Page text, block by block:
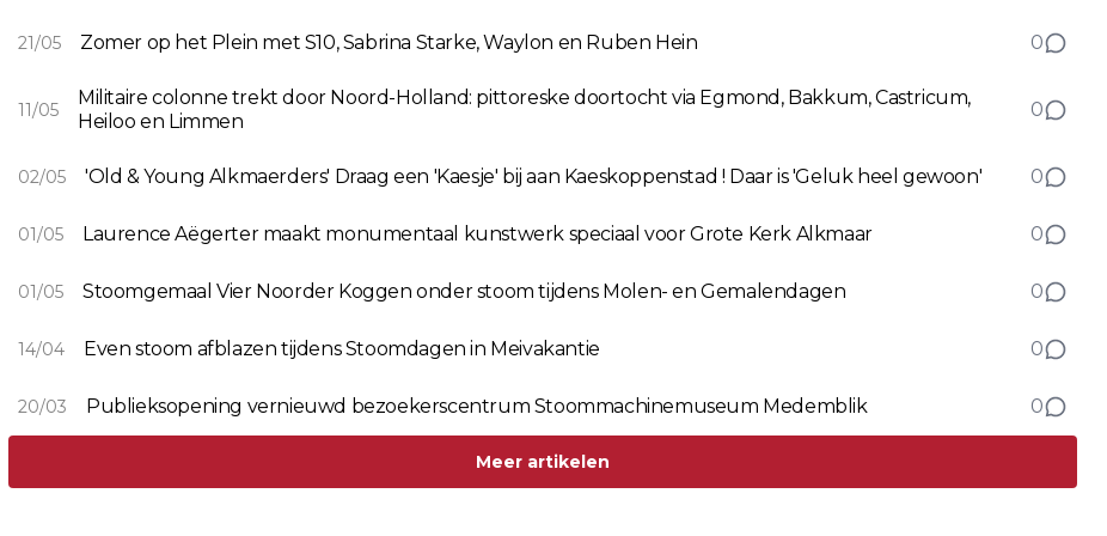
21/05 Zomer op het Plein met S10, Sabrina Starke, Waylon en Ruben Hein 0
11/05
Militaire colonne trekt door Noord-Holland: pittoreske doortocht via Egmond, Bakkum, Castricum,
Heiloo en Limmen
0
02/05 'Old & Young Alkmaerders' Draag een 'Kaesje' bij aan Kaeskoppenstad ! Daar is 'Geluk heel gewoon' 0
01/05 Laurence Aëgerter maakt monumentaal kunstwerk speciaal voor Grote Kerk Alkmaar 0
01/05 Stoomgemaal Vier Noorder Koggen onder stoom tijdens Molen- en Gemalendagen 0
14/04 Even stoom afblazen tijdens Stoomdagen in Meivakantie 0
20/03 Publieksopening vernieuwd bezoekerscentrum Stoommachinemuseum Medemblik 0
Meer artikelen